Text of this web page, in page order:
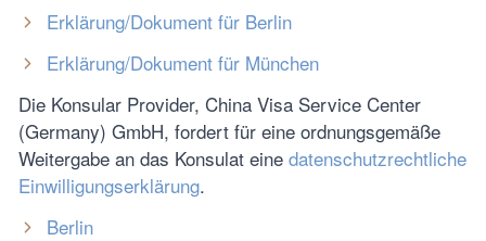
Erklärung/Dokument für Berlin
Erklärung/Dokument für München
Die Konsular Provider, China Visa Service Center
(Germany) GmbH, fordert für eine ordnungsgemäße
Weitergabe an das Konsulat eine datenschutzrechtliche
Einwilligungserklärung.
Berlin